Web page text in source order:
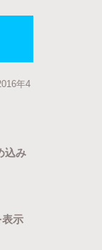
年4
込み
示